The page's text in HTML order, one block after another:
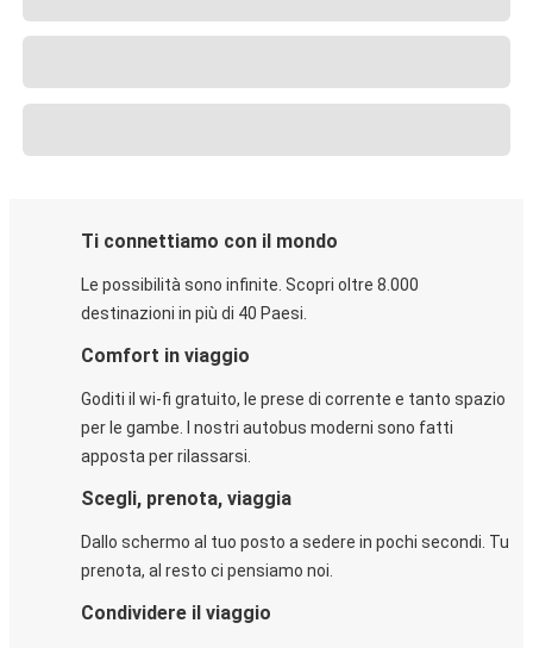
Ti connettiamo con il mondo
Le possibilità sono infinite. Scopri oltre 8.000
destinazioni in più di 40 Paesi.
Comfort in viaggio
Goditi il wi-fi gratuito, le prese di corrente e tanto spazio
per le gambe. I nostri autobus moderni sono fatti
apposta per rilassarsi.
Scegli, prenota, viaggia
Dallo schermo al tuo posto a sedere in pochi secondi. Tu
prenota, al resto ci pensiamo noi.
Condividere il viaggio